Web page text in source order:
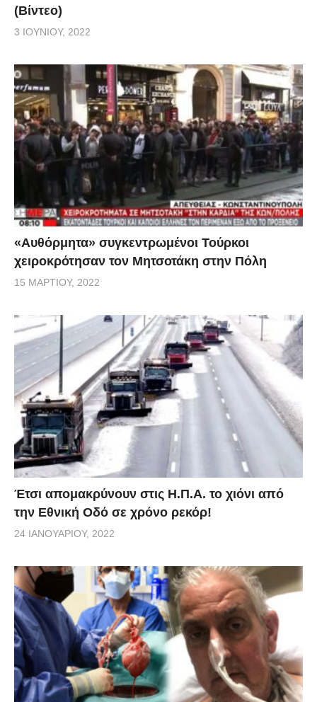
(Βίντεο)
3 ΙΟΥΝΊΟΥ, 2022
«Αυθόρμητα» συγκεντρωμένοι Τούρκοι
χειροκρότησαν τον Μητσοτάκη στην Πόλη
15 ΜΑΡΤΊΟΥ, 2022
Έτσι απομακρύνουν στις Η.Π.Α. το χιόνι από
την Εθνική Οδό σε χρόνο ρεκόρ!
24 ΙΑΝΟΥΑΡΊΟΥ, 2022